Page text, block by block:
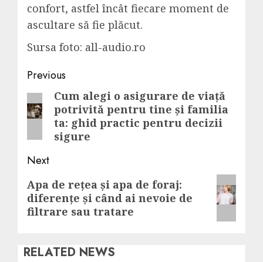
confort, astfel încât fiecare moment de
ascultare să fie plăcut.
Sursa foto: all-audio.ro
Post
navigation
Previous
Previous
post:
Cum alegi o asigurare de viață
potrivită pentru tine și familia
ta: ghid practic pentru decizii
sigure
Next
Next
post:
Apa de rețea și apa de foraj:
diferențe și când ai nevoie de
filtrare sau tratare
RELATED NEWS